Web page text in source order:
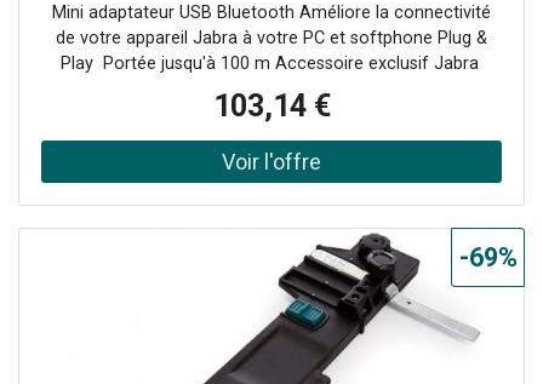
Mini adaptateur USB Bluetooth Améliore la connectivité
de votre appareil Jabra à votre PC et softphone Plug &
Play Portée jusqu'à 100 m Accessoire exclusif Jabra
Compatible avec l'Evolve 65 et 75, le Speak et Speak 510
+ et le Stealth
103,14 €
-69%